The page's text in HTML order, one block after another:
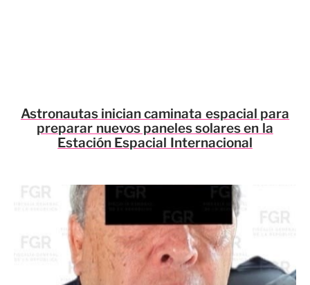
Astronautas inician caminata espacial para
preparar nuevos paneles solares en la
Estación Espacial Internacional